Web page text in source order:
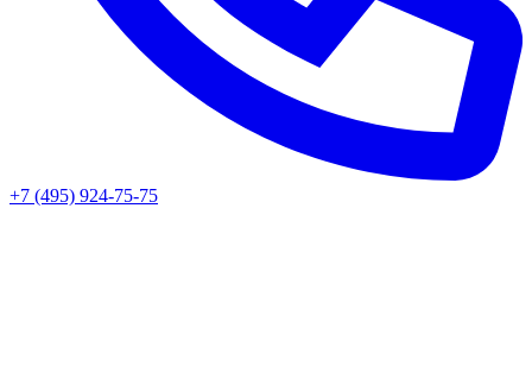
+7 (495) 924-75-75